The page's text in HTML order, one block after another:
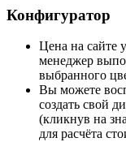
Конфигуратор
Цена на сайте
менеджер
выбранного
Вы можете
создать свой
(кликнув на
для расчёта